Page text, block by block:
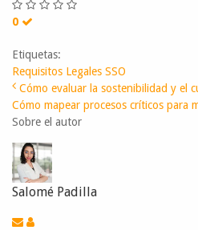
0
Etiquetas:
Requisitos Legales SSO
Cómo evaluar la sostenibilidad y el
Cómo mapear procesos críticos para
Sobre el autor
Salomé Padilla